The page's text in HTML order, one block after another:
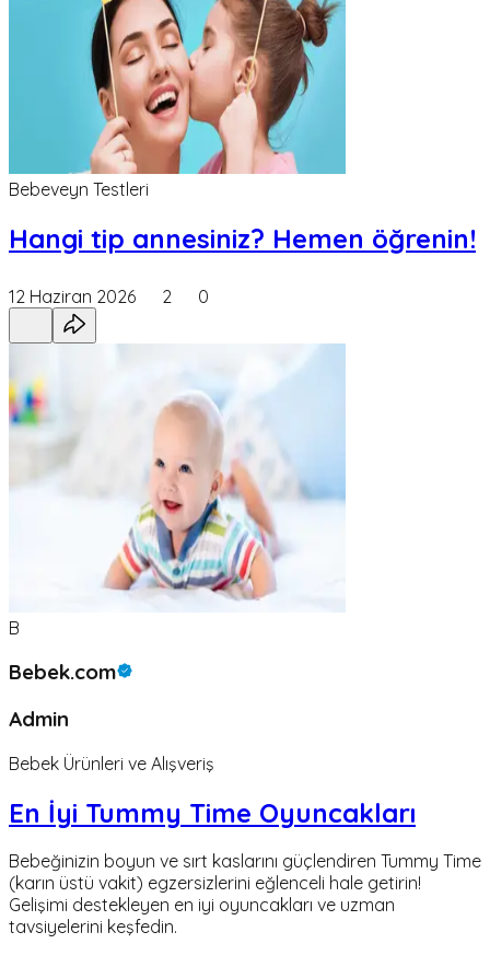
Bebeveyn Testleri
Hangi tip annesiniz? Hemen öğrenin!
12 Haziran 2026 2 0
B
Bebek.com
Admin
Bebek Ürünleri ve Alışveriş
En İyi Tummy Time Oyuncakları
Bebeğinizin boyun ve sırt kaslarını güçlendiren Tummy Time
(karın üstü vakit) egzersizlerini eğlenceli hale getirin!
Gelişimi destekleyen en iyi oyuncakları ve uzman
tavsiyelerini keşfedin.